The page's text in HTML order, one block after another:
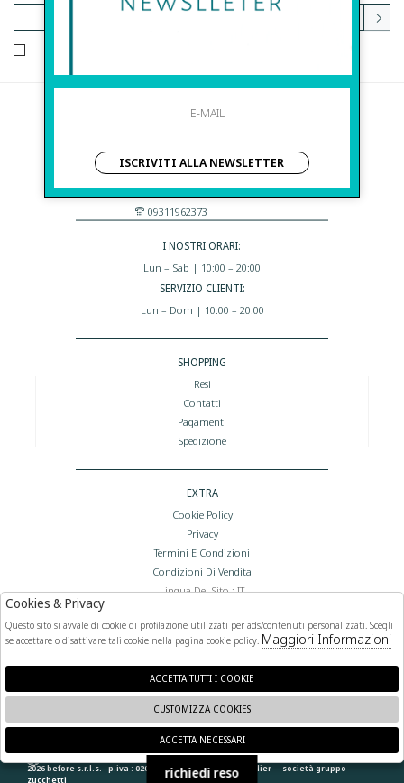
Before S.r.l.s.
Via Della Maestranza , 23
96100 Siracusa - Italia
Eshop@apiedinudinelparcoboutique.com
09311962373
I NOSTRI ORARI:
Lun – Sab | 10:00 – 20:00
SERVIZIO CLIENTI:
Lun – Dom | 10:00 – 20:00
SHOPPING
Resi
Contatti
Pagamenti
Spedizione
EXTRA
Cookie Policy
Privacy
Termini E Condizioni
Condizioni Di Vendita
Lingua Del Sito : IT
FOLLOW US
2026 before s.r.l.s. - p.iva : 02066400892 powered by atelier società gruppo
zucchetti
🍪
ISCRIVITI ALLA NEWSLETTER
richiedi reso
Cookies & Privacy
Questo sito si avvale di cookie di profilazione utilizzati per ads/contenuti personalizzati. Scegli
se accettare o disattivare tali cookie nella pagina cookie policy. Maggiori Informazioni
ACCETTA TUTTI I COOKIE
CUSTOMIZZA COOKIES
ACCETTA NECESSARI